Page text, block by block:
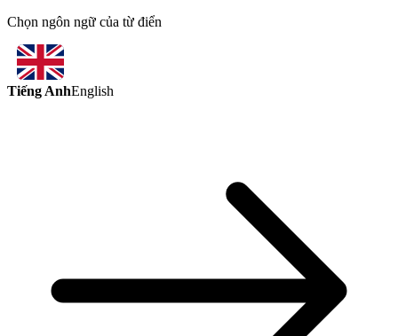
Chọn ngôn ngữ của từ điển
Tiếng AnhEnglish